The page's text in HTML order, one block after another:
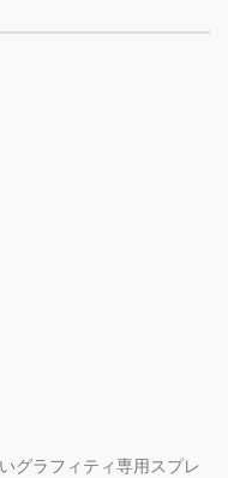
グラフィティ専用スプレ